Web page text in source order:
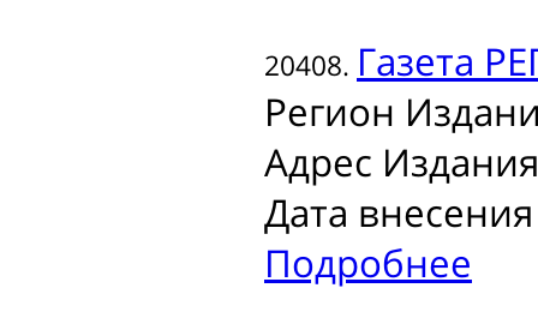
20408. Газета
Регион
Адрес
Дата
Подробнее